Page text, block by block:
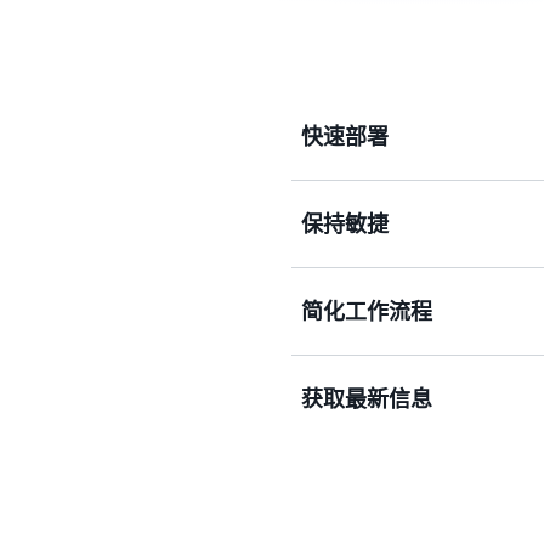
快速部署
快速查找和部署经过许可的
保持敏捷
在改善对多个账户中资源
简化工作流程
通过连接到 ServiceNow 和
获取最新信息